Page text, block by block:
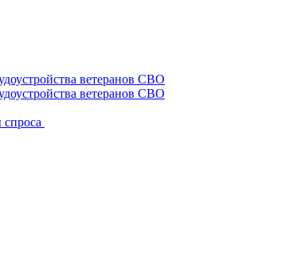
ветеранов СВО